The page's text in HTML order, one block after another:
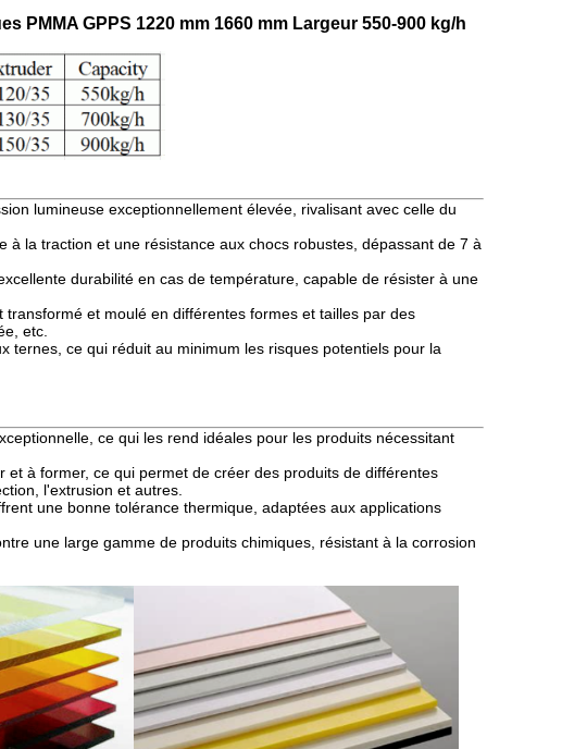
PMMA GPPS 1220 mm 1660 mm Largeur 550-900 kg/h
lumineuse exceptionnellement élevée, rivalisant avec celle du
à la traction et une résistance aux chocs robustes, dépassant de 7 à
durabilité en cas de température, capable de résister à une
transformé et moulé en différentes formes et tailles par des
etc.
ternes, ce qui réduit au minimum les risques potentiels pour la
ce qui les rend idéales pour les produits nécessitant
et à former, ce qui permet de créer des produits de différentes
l'extrusion et autres.
une bonne tolérance thermique, adaptées aux applications
une large gamme de produits chimiques, résistant à la corrosion